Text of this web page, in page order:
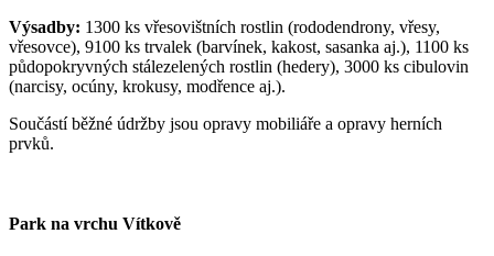
Výsadby: 1300 ks vřesovištních rostlin (rododendrony, vřesy,
vřesovce), 9100 ks trvalek (barvínek, kakost, sasanka aj.), 1100 ks
půdopokryvných stálezelených rostlin (hedery), 3000 ks cibulovin
(narcisy, ocúny, krokusy, modřence aj.).
Součástí běžné údržby jsou opravy mobiliáře a opravy herních
prvků.
Park na vrchu Vítkově